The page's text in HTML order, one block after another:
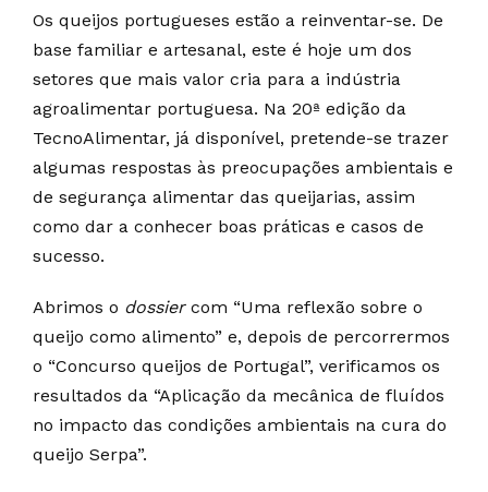
Os queijos portugueses estão a reinventar-se. De
base familiar e artesanal, este é hoje um dos
setores que mais valor cria para a indústria
agroalimentar portuguesa. Na 20ª edição da
TecnoAlimentar, já disponível, pretende-se trazer
algumas respostas às preocupações ambientais e
de segurança alimentar das queijarias, assim
como dar a conhecer boas práticas e casos de
sucesso.
Abrimos o dossiercom “Uma reflexão sobre o
queijo como alimento” e, depois de percorrermos
o “Concurso queijos de Portugal”, verificamos os
resultados da “Aplicação da mecânica de fluídos
no impacto das condições ambientais na cura do
queijo Serpa”.